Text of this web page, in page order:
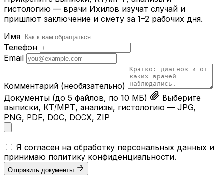
гистологию — врачи Ихилов изучат случай и
пришлют заключение и смету за 1–2 рабочих дня.
Имя
Телефон
Email
Комментарий (необязательно)
Документы (до 5 файлов, по 10 МБ)
Выберите
выписки, КТ/МРТ, анализы, гистологию — JPG,
PNG, PDF, DOC, DOCX, ZIP
Я согласен на обработку персональных данных и
принимаю политику конфиденциальности.
Отправить документы